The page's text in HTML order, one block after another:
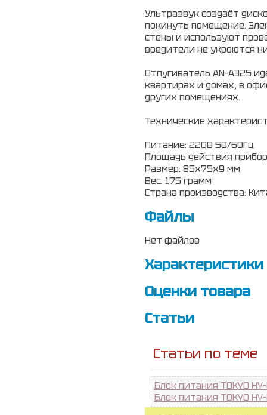
Ультразвук создаёт
покинуть помещение.
стены и используют
вредители не укроются
Отпугиватель AN-A325
квартирах и домах, в
других помещениях.
Технические
Питание: 220В 50/60Гц
Площадь действия
Размер: 85х75х9 мм
Вес: 175 грамм
Страна производства:
Файлы
Нет файлов
Характеристики
Оценки товара
Статьи
Статьи по теме
Блок питания TOKYO
Блок питания TOKYO